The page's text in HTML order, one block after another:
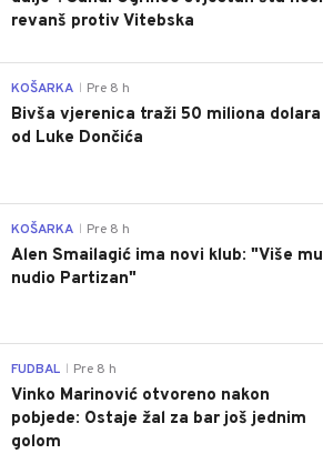
revanš protiv Vitebska
KOŠARKA Pre 8 h
Bivša vjerenica traži 50 miliona dolara
od Luke Dončića
KOŠARKA Pre 8 h
Alen Smailagić ima novi klub: "Više mu
nudio Partizan"
FUDBAL Pre 8 h
Vinko Marinović otvoreno nakon
pobjede: Ostaje žal za bar još jednim
golom